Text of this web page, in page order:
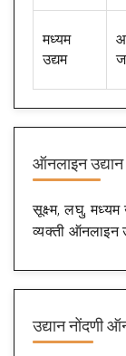
मध्यम
उद्यम
ऑनलाइन उद्यान
सूक्ष्म, लघु, मध्यम
व्यक्ती ऑनलाइन
उद्यान नोंदणी